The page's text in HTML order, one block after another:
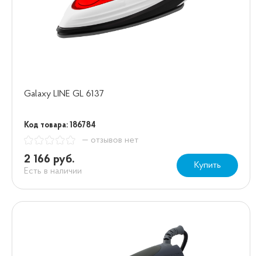
Galaxy LINE GL 6137
Код товара: 186784
— отзывов нет
2 166 руб.
Есть в наличии
Купить